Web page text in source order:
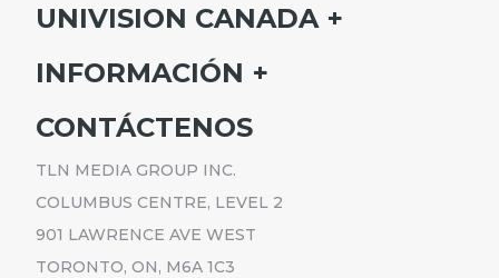
UNIVISION CANADA
INICIO
PROGRAMAS
INFORMACIÓN
SUSCRÍBETE
CARRERAS
POLÍTICA DE PRIVACIDAD
ACCESIBILIDAD
CONTÁCTENOS
TLN MEDIA GROUP INC.
COLUMBUS CENTRE, LEVEL 2
901 LAWRENCE AVE WEST
TORONTO, ON, M6A 1C3